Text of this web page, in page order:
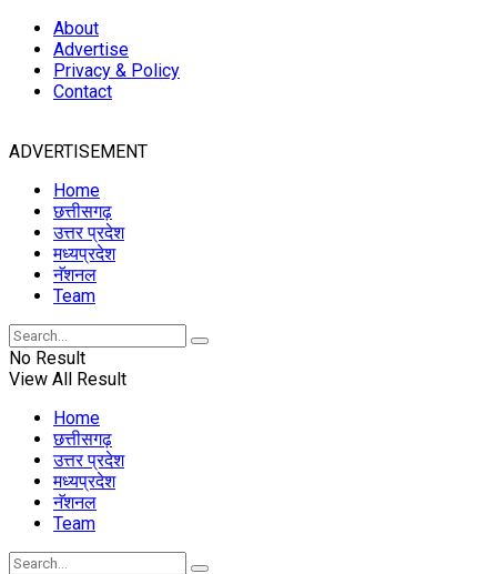
About
Advertise
Privacy & Policy
Contact
ADVERTISEMENT
Home
छत्तीसगढ़
उत्तर प्रदेश
मध्यप्रदेश
नॅशनल
Team
No Result
View All Result
Home
छत्तीसगढ़
उत्तर प्रदेश
मध्यप्रदेश
नॅशनल
Team